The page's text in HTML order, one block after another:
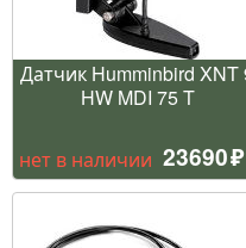
Датчик Humminbird XNT
HW MDI 75 T
нет в наличии 23690